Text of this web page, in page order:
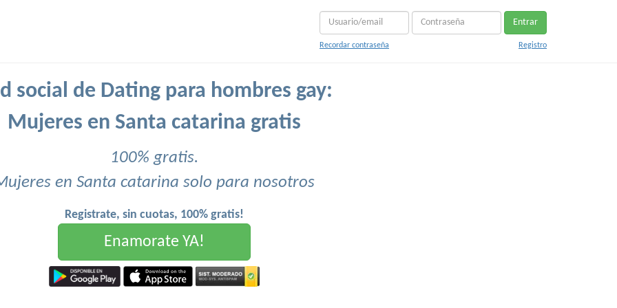
Entrar
Recordar contraseña Registro
social de Dating para hombres gay:
Mujeres en Santa catarina gratis
100% gratis.
en Santa catarina solo para nosotros
Registrate, sin cuotas, 100% gratis!
Enamorate YA!